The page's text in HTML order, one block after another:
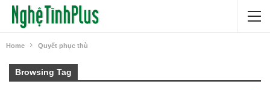
Home Quyết phục thù
Browsing Tag